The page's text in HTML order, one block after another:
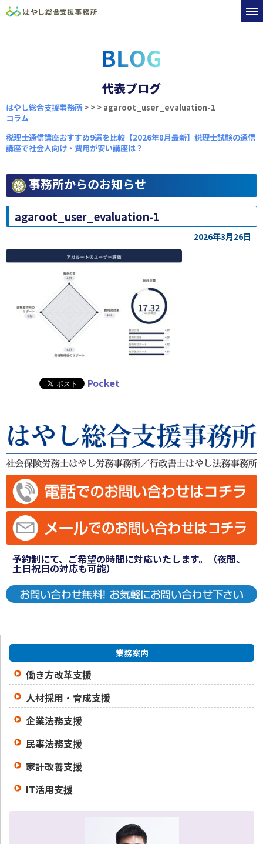
代表ブログ
はやし総合支援事務所>
コラム
>
税理士通信講座おすすめ9選を比較【2026年8月最新】税理士試験の通信
講座で社会人向け・費用が安い講座は？
> agaroot_user_evaluation-1
事務所からのお知らせ
agaroot_user_evaluation-1
2026年3月26日
Pocket
予約制にて、ご希望の時間に対応いたします。（夜間、
土日祝日の対応も可能）
業務案内
働き方改革支援
人材採用・育成支援
企業法務支援
民事法務支援
家計改善支援
IT活用支援